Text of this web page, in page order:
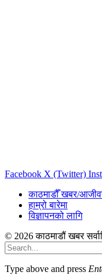
Facebook X (Twitter)
काठमाडौँ खबर/
हाम्रो बारेमा
विज्ञापनको लागि
© 2026 काठमाडौं खबर
Type above and press